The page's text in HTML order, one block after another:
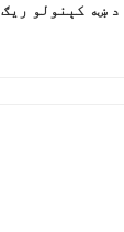
ښه کېنولو ریګ